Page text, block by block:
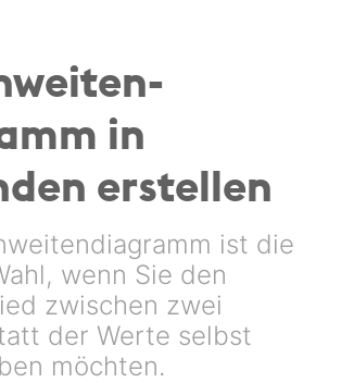
in
erstellen
ist die
wenn Sie den
zwischen zwei
der Werte selbst
möchten.